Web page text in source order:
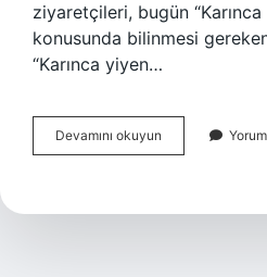
ziyaretçileri, bugün “Karınca
konusunda bilinmesi
“Karınca yiyen…
Devamını okuyun
yiyen
ne